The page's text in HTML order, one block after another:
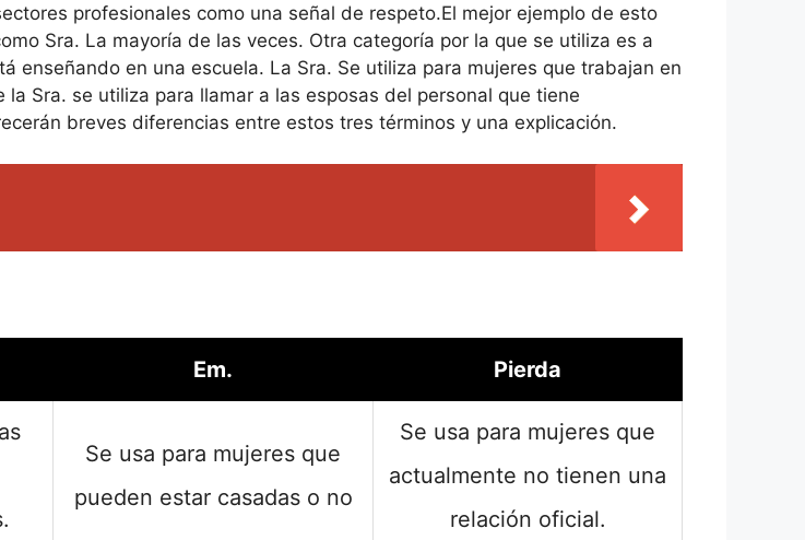
profesionales como una señal de respeto.El mejor ejemplo de esto
Sra. La mayoría de las veces. Otra categoría por la que se utiliza es a
enseñando en una escuela. La Sra. Se utiliza para mujeres que trabajan en
Sra. se utiliza para llamar a las esposas del personal que tiene
breves diferencias entre estos tres términos y una explicación.
Em. Pierda
Se usa para mujeres que
pueden estar casadas o no
Se usa para mujeres que
actualmente no tienen una
relación oficial.